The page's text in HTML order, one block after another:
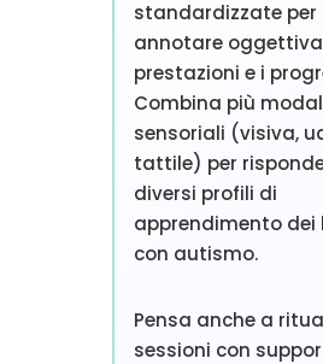
standardizzate per
annotare
prestazioni e i
Combina più
sensoriali (visiva,
tattile) per
diversi profili di
apprendimento dei
con autismo.
Pensa anche a
sessioni con